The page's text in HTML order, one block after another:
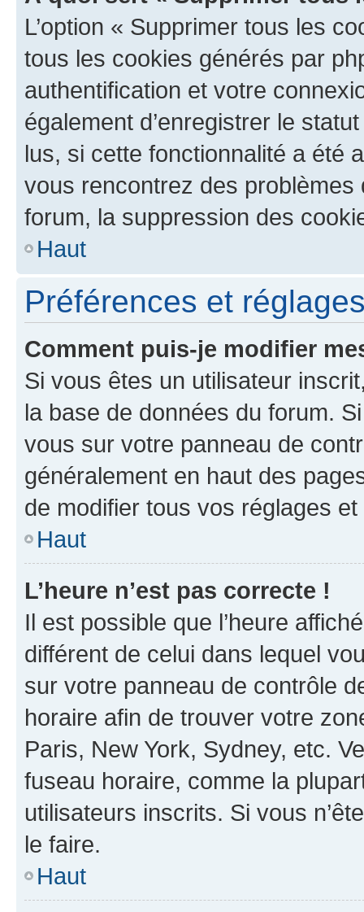
L’option « Supprimer tous les
tous les cookies générés par
authentification et votre
également d’enregistrer le
lus, si cette fonctionnalité a été
vous rencontrez des
forum, la suppression des
Haut
Préférences et
Comment puis-je modifier
Si vous êtes un utilisateur
la base de données du forum.
vous sur votre panneau de
généralement en haut des
de modifier tous vos réglages
Haut
L’heure n’est pas correcte !
Il est possible que l’heure
différent de celui dans lequel
sur votre panneau de contrôle
horaire afin de trouver votre
Paris, New York, Sydney, etc.
fuseau horaire, comme la
utilisateurs inscrits. Si vous
le faire.
Haut